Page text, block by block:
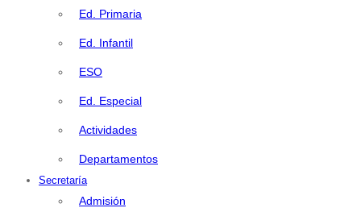
Ed. Primaria
Ed. Infantil
ESO
Ed. Especial
Actividades
Departamentos
Secretaría
Admisión